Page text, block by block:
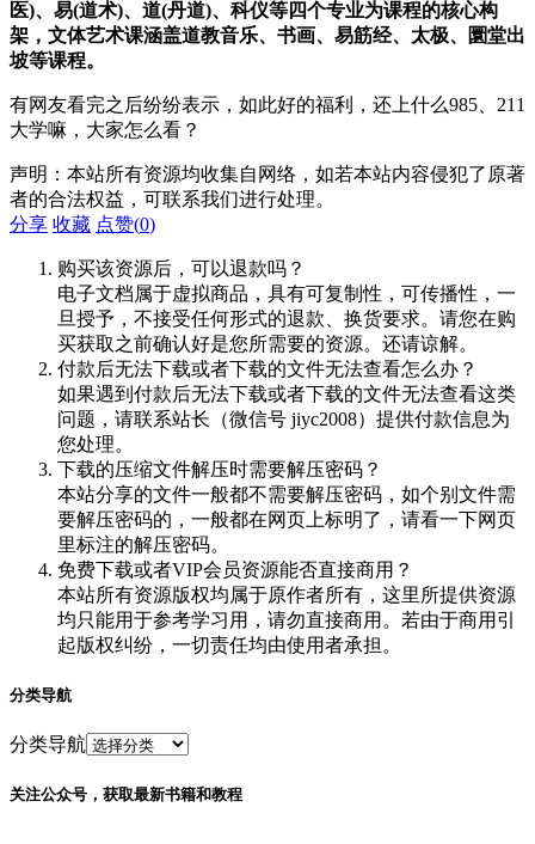
医)、易(道术)、道(丹道)、科仪等四个专业为课程的核心构
架，文体艺术课涵盖道教音乐、书画、易筋经、太极、圜堂出
坡等课程。
有网友看完之后纷纷表示，如此好的福利，还上什么985、211
大学嘛，大家怎么看？
声明：本站所有资源均收集自网络，如若本站内容侵犯了原著
者的合法权益，可联系我们进行处理。
分享 收藏 点赞(0)
购买该资源后，可以退款吗？
电子文档属于虚拟商品，具有可复制性，可传播性，一
旦授予，不接受任何形式的退款、换货要求。请您在购
买获取之前确认好是您所需要的资源。还请谅解。
付款后无法下载或者下载的文件无法查看怎么办？
如果遇到付款后无法下载或者下载的文件无法查看这类
问题，请联系站长（微信号 jiyc2008）提供付款信息为
您处理。
下载的压缩文件解压时需要解压密码？
本站分享的文件一般都不需要解压密码，如个别文件需
要解压密码的，一般都在网页上标明了，请看一下网页
里标注的解压密码。
免费下载或者VIP会员资源能否直接商用？
本站所有资源版权均属于原作者所有，这里所提供资源
均只能用于参考学习用，请勿直接商用。若由于商用引
起版权纠纷，一切责任均由使用者承担。
分类导航
分类导航
关注公众号，获取最新书籍和教程